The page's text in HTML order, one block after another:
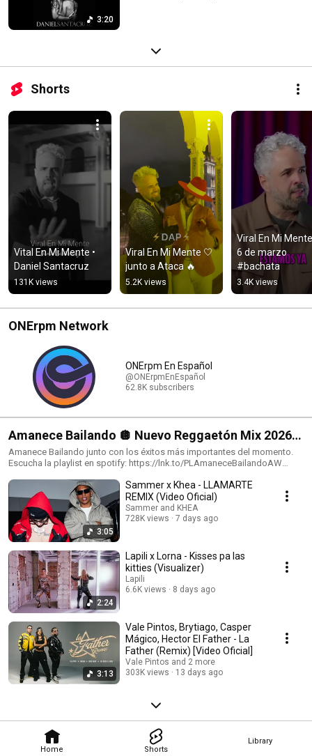
Home Shorts
Library
3:20
Shorts
Vital En Mi Mente •
Daniel Santacruz
131K views
Viral En Mi Mente 🤍
junto a Ataca 🔥
5.2K views
Viral En Mi
6 de marzo
#bachata
3.4K views
ONErpm Network
ONErpm En Español
@ONErpmEnEspañol
62.8K subscribers
Amanece Bailando 🪩 Nuevo Reggaetón Mix 2026
🎶
Amanece Bailando junto con los éxitos más importantes del momento.
Escucha la playlist en spotify: https://lnk.to/PLAmaneceBailandoAW
3:05
Sammer x Khea - LLAMARTE
REMIX (Video Oficial)
Sammer and KHEA
728K views
7 days ago
2:24
Lapili x Lorna - Kisses pa las
kitties (Visualizer)
Lapili
6.6K views
8 days ago
3:13
Vale Pintos, Brytiago, Casper
Mágico, Hector El Father - La
Father (Remix) [Video Oficial]
Vale Pintos and 2 more
303K views
13 days ago